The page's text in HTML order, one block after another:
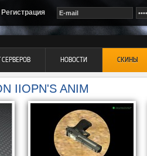
Регистрация
НОВОСТИ СКИНЫ
IIOPN'S ANIM